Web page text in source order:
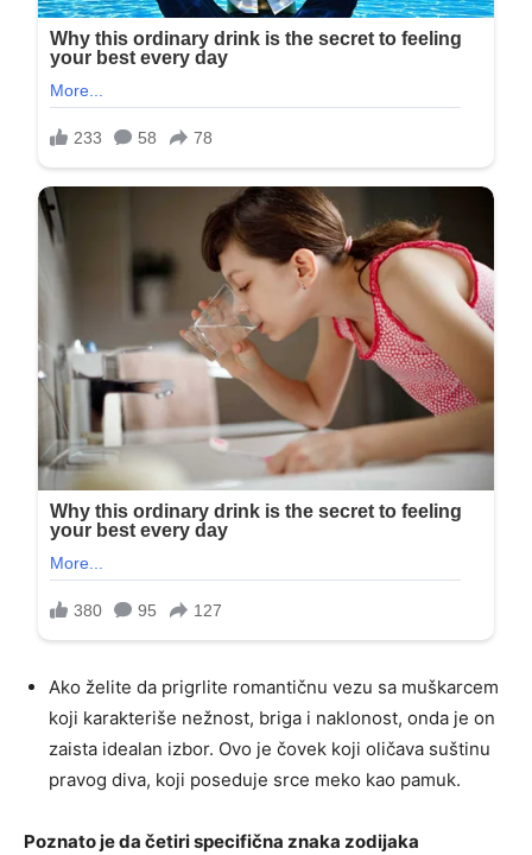
Ako želite da prigrlite romantičnu vezu sa muškarcem
koji karakteriše nežnost, briga i naklonost, onda je on
zaista idealan izbor. Ovo je čovek koji oličava suštinu
pravog diva, koji poseduje srce meko kao pamuk.
Poznato je da četiri specifična znaka zodijaka